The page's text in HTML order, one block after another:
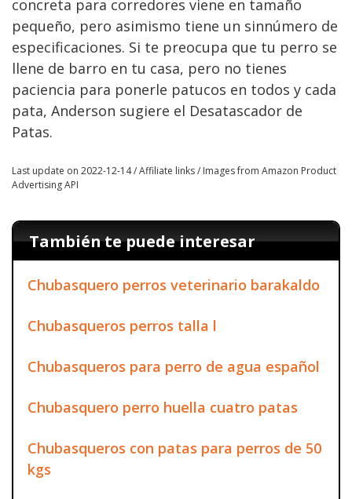
concreta para corredores viene en tamaño
pequeño, pero asimismo tiene un sinnúmero de
especificaciones. Si te preocupa que tu perro se
llene de barro en tu casa, pero no tienes
paciencia para ponerle patucos en todos y cada
pata, Anderson sugiere el Desatascador de
Patas.
Last update on 2022-12-14 / Affiliate links / Images from Amazon Product
Advertising API
También te puede interesar
Chubasquero perros veterinario barakaldo
Chubasqueros perros talla l
Chubasqueros para perro de agua español
Chubasquero perro huella cuatro patas
Chubasqueros con patas para perros de 50
kgs